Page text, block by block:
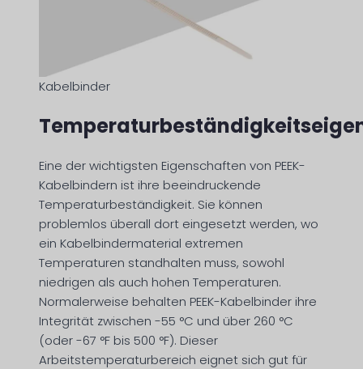
Kabelbinder
Eine der wichtigsten Eigenschaften von PEEK-
Kabelbindern ist ihre beeindruckende
Temperaturbeständigkeit. Sie können
problemlos überall dort eingesetzt werden, wo
ein Kabelbindermaterial extremen
Temperaturen standhalten muss, sowohl
niedrigen als auch hohen Temperaturen.
Normalerweise behalten PEEK-Kabelbinder ihre
Integrität zwischen -55 °C und über 260 °C
(oder -67 °F bis 500 °F). Dieser
Arbeitstemperaturbereich eignet sich gut für